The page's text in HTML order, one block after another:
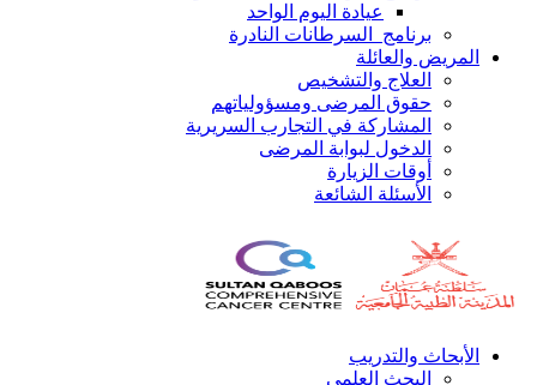
عيادة اليوم الواحد
برنامج السرطانات النادرة
المريض والعائلة
العلاج والتشخيص
حقوق المرضى ومسؤولياتهم
المشاركة في التجارب السريرية
الدخول لبوابة المرضى
أوقات الزيارة
الأسئلة الشائعة
الأبحاث والتدريب
البحث العلمي